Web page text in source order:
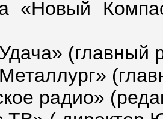
(главный
радио»